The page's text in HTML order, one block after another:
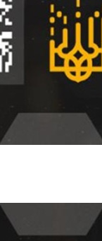
УТОГ
жестової
УТОГ
Рада УТОГ